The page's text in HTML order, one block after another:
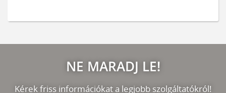
NE MARADJ LE!
Kérek friss információkat a legjobb szolgáltatókról!